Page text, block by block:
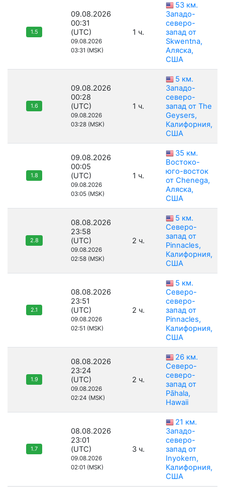
1.5
09.08.2026
00:31
(UTC)
09.08.2026
03:31 (MSK)
1 ч.
53 км.
Западо-
северо-
запад от
Skwentna,
Аляска,
США
1.6
09.08.2026
00:28
(UTC)
09.08.2026
03:28 (MSK)
1 ч.
5 км.
Западо-
северо-
запад от The
Geysers,
Калифорния,
США
1.8
09.08.2026
00:05
(UTC)
09.08.2026
03:05 (MSK)
1 ч.
35 км.
Востоко-
юго-восток
от Chenega,
Аляска,
США
2.8
08.08.2026
23:58
(UTC)
09.08.2026
02:58 (MSK)
2 ч.
5 км.
Северо-
запад от
Pinnacles,
Калифорния,
США
2.1
08.08.2026
23:51
(UTC)
09.08.2026
02:51 (MSK)
2 ч.
5 км.
Северо-
северо-
запад от
Pinnacles,
Калифорния,
США
1.9
08.08.2026
23:24
(UTC)
09.08.2026
02:24 (MSK)
2 ч.
26 км.
Северо-
северо-
запад от
Pāhala,
Hawaii
1.7
08.08.2026
23:01
(UTC)
09.08.2026
02:01 (MSK)
3 ч.
21 км.
Западо-
северо-
запад от
Inyokern,
Калифорния,
США